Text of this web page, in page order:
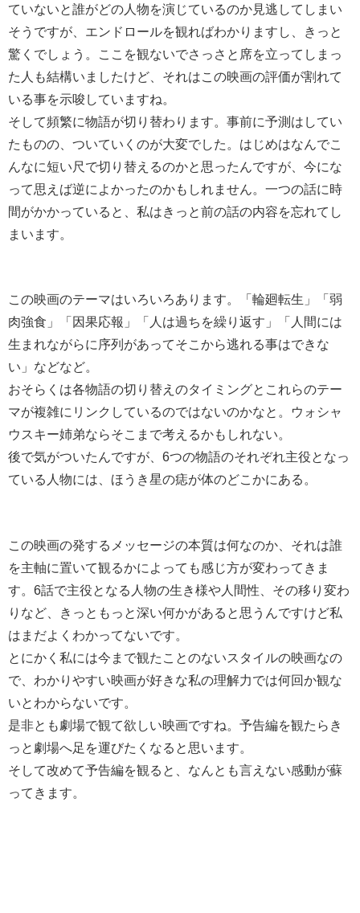
ていないと誰がどの人物を演じているのか見逃してしまい
そうですが、エンドロールを観ればわかりますし、きっと
驚くでしょう。ここを観ないでさっさと席を立ってしまっ
た人も結構いましたけど、それはこの映画の評価が割れて
いる事を示唆していますね。
そして頻繁に物語が切り替わります。事前に予測はしてい
たものの、ついていくのが大変でした。はじめはなんでこ
んなに短い尺で切り替えるのかと思ったんですが、今にな
って思えば逆によかったのかもしれません。一つの話に時
間がかかっていると、私はきっと前の話の内容を忘れてし
まいます。
この映画のテーマはいろいろあります。「輪廻転生」「弱
肉強食」「因果応報」「人は過ちを繰り返す」「人間には
生まれながらに序列があってそこから逃れる事はできな
い」などなど。
おそらくは各物語の切り替えのタイミングとこれらのテー
マが複雑にリンクしているのではないのかなと。ウォシャ
ウスキー姉弟ならそこまで考えるかもしれない。
後で気がついたんですが、6つの物語のそれぞれ主役となっ
ている人物には、ほうき星の痣が体のどこかにある。
この映画の発するメッセージの本質は何なのか、それは誰
を主軸に置いて観るかによっても感じ方が変わってきま
す。6話で主役となる人物の生き様や人間性、その移り変わ
りなど、きっともっと深い何かがあると思うんですけど私
はまだよくわかってないです。
とにかく私には今まで観たことのないスタイルの映画なの
で、わかりやすい映画が好きな私の理解力では何回か観な
いとわからないです。
是非とも劇場で観て欲しい映画ですね。予告編を観たらき
っと劇場へ足を運びたくなると思います。
そして改めて予告編を観ると、なんとも言えない感動が蘇
ってきます。